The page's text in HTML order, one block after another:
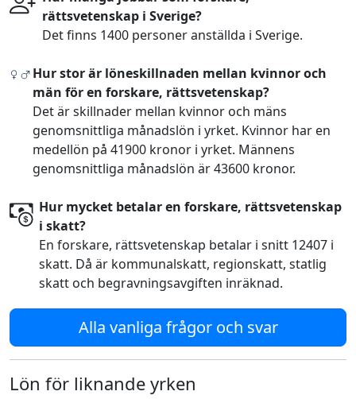
rättsvetenskap i Sverige?
Det finns 1400 personer anställda i Sverige.
Hur stor är löneskillnaden mellan kvinnor och
män för en forskare, rättsvetenskap?
Det är skillnader mellan kvinnor och mäns
genomsnittliga månadslön i yrket. Kvinnor har en
medellön på 41900 kronor i yrket. Männens
genomsnittliga månadslön är 43600 kronor.
Hur mycket betalar en forskare, rättsvetenskap
i skatt?
En forskare, rättsvetenskap betalar i snitt 12407 i
skatt. Då är kommunalskatt, regionskatt, statlig
skatt och begravningsavgiften inräknad.
Alla vanliga frågor och svar
Lön för liknande yrken